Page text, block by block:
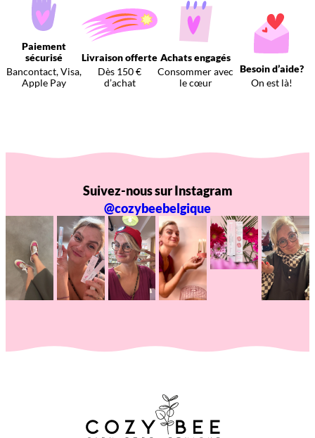
Paiement
sécurisé
Bancontact, Visa,
Apple Pay
Livraison offerte
Dès 150 €
d’achat
Achats engagés
Consommer avec
le cœur
Besoin d’aide?
On est là!
Suivez-nous sur Instagram
@cozybeebelgique